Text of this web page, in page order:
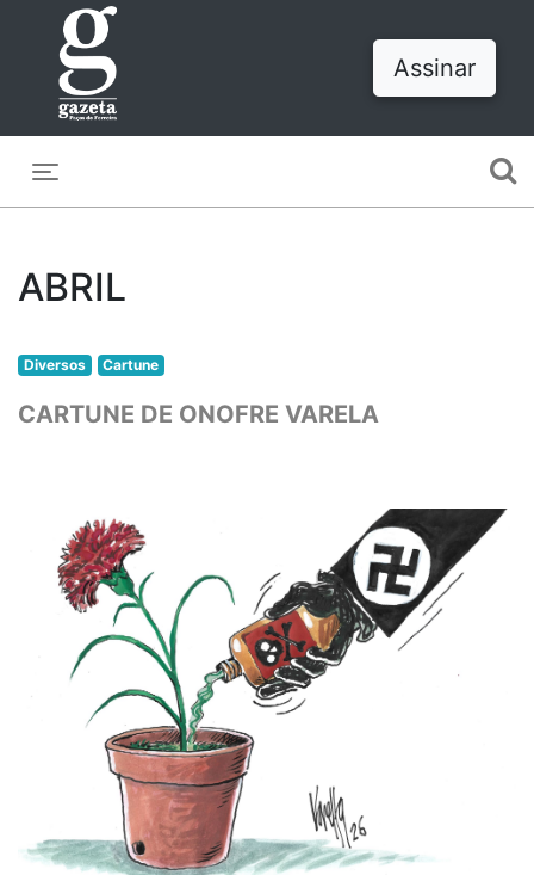
Assinar
ABRIL
Diversos Cartune
CARTUNE DE ONOFRE VARELA